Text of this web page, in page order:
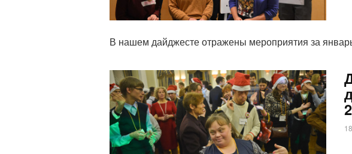
В нашем дайджесте отражены мероприятия за
Статья